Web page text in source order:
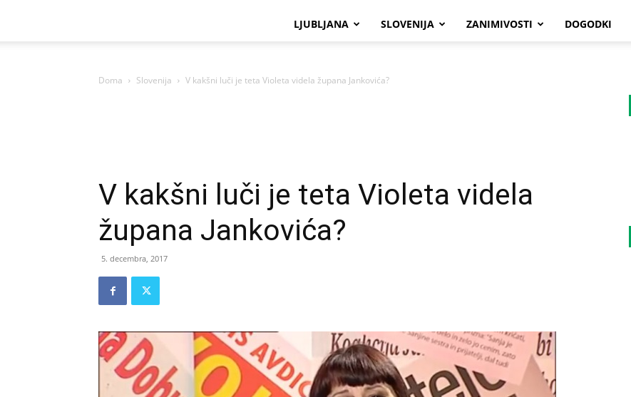
LJUBLJANA SLOVENIJA ZANIMIVOSTI DOGODKI
Doma Slovenija V kakšni luči je teta Violeta videla župana Jankovića?
V kakšni luči je teta Violeta videla
župana Jankovića?
5. decembra, 2017